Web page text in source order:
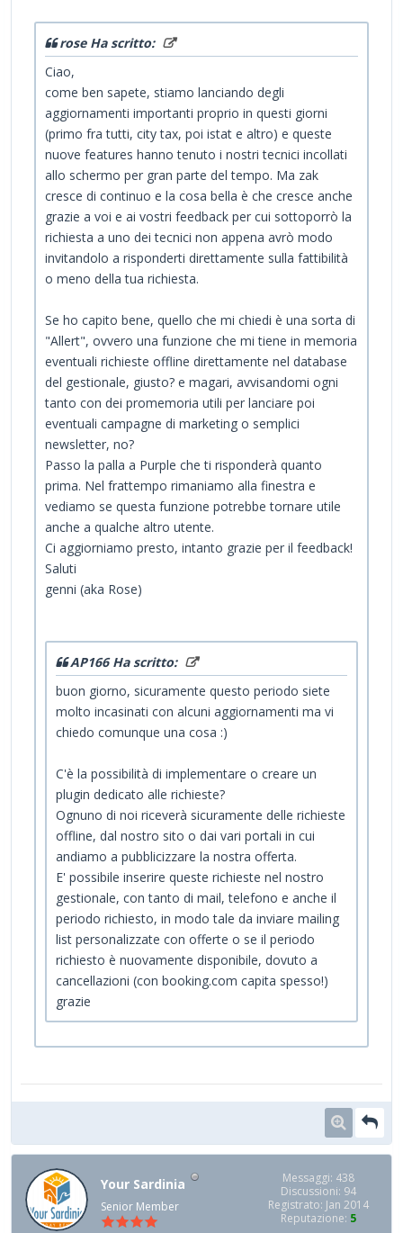
rose Ha scritto:
Ciao,
come ben sapete, stiamo lanciando degli
aggiornamenti importanti proprio in questi giorni
(primo fra tutti, city tax, poi istat e altro) e queste
nuove features hanno tenuto i nostri tecnici incollati
allo schermo per gran parte del tempo. Ma zak
cresce di continuo e la cosa bella è che cresce anche
grazie a voi e ai vostri feedback per cui sottoporrò la
richiesta a uno dei tecnici non appena avrò modo
invitandolo a risponderti direttamente sulla fattibilità
o meno della tua richiesta.
Se ho capito bene, quello che mi chiedi è una sorta di
"Allert", ovvero una funzione che mi tiene in memoria
eventuali richieste offline direttamente nel database
del gestionale, giusto? e magari, avvisandomi ogni
tanto con dei promemoria utili per lanciare poi
eventuali campagne di marketing o semplici
newsletter, no?
Passo la palla a Purple che ti risponderà quanto
prima. Nel frattempo rimaniamo alla finestra e
vediamo se questa funzione potrebbe tornare utile
anche a qualche altro utente.
Ci aggiorniamo presto, intanto grazie per il feedback!
Saluti
genni (aka Rose)
AP166 Ha scritto:
buon giorno, sicuramente questo periodo siete
molto incasinati con alcuni aggiornamenti ma vi
chiedo comunque una cosa :)
C'è la possibilità di implementare o creare un
plugin dedicato alle richieste?
Ognuno di noi riceverà sicuramente delle richieste
offline, dal nostro sito o dai vari portali in cui
andiamo a pubblicizzare la nostra offerta.
E' possibile inserire queste richieste nel nostro
gestionale, con tanto di mail, telefono e anche il
periodo richiesto, in modo tale da inviare mailing
list personalizzate con offerte o se il periodo
richiesto è nuovamente disponibile, dovuto a
cancellazioni (con booking.com capita spesso!)
grazie
Your Sardinia
Senior Member
Messaggi: 438
Discussioni: 94
Registrato: Jan 2014
Reputazione: 5